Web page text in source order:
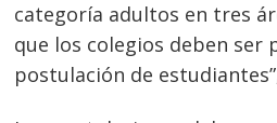
categoría adultos en tres
que los colegios deben ser
postulación de